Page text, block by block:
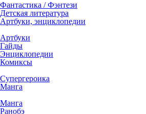
Фантастика / Фэнтези
Детская литература
Артбуки, энциклопедии
Артбуки
Гайды
Энциклопедии
Комиксы
Супергероика
Манга
Манга
Ранобэ